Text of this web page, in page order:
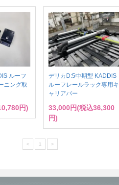
ルーフ
ニング取
円)
デリカD:5中期型 KADDIS
ルーフレールラック専用キ
ャリアバー
33,000円(税込36,300
円)
< 1 >